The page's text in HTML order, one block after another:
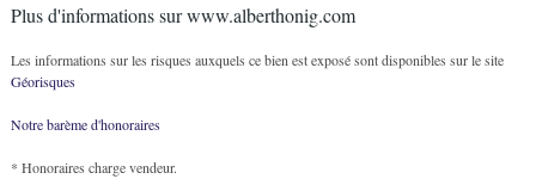
Plus d'informations sur www.alberthonig.com
Les informations sur les risques auxquels ce bien est exposé sont disponibles sur le site
Géorisques
Notre barème d'honoraires
* Honoraires charge vendeur.